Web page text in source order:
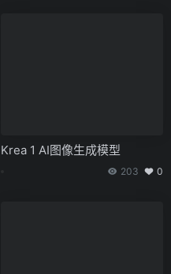
Krea 1 AI图像生成模型
203 0